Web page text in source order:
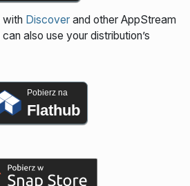
with Discoverand other AppStream
also use your distribution’s
Pobierz na
Flathub